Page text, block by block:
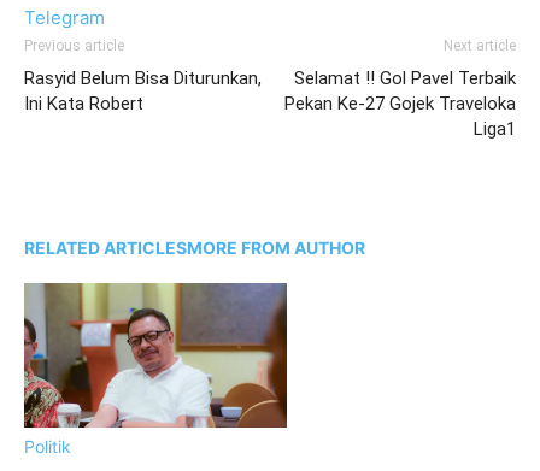
Telegram
Previous article
Rasyid Belum Bisa Diturunkan,
Ini Kata Robert
Next article
Selamat !! Gol Pavel Terbaik
Pekan Ke-27 Gojek Traveloka
Liga1
RELATED ARTICLESMORE FROM AUTHOR
Politik